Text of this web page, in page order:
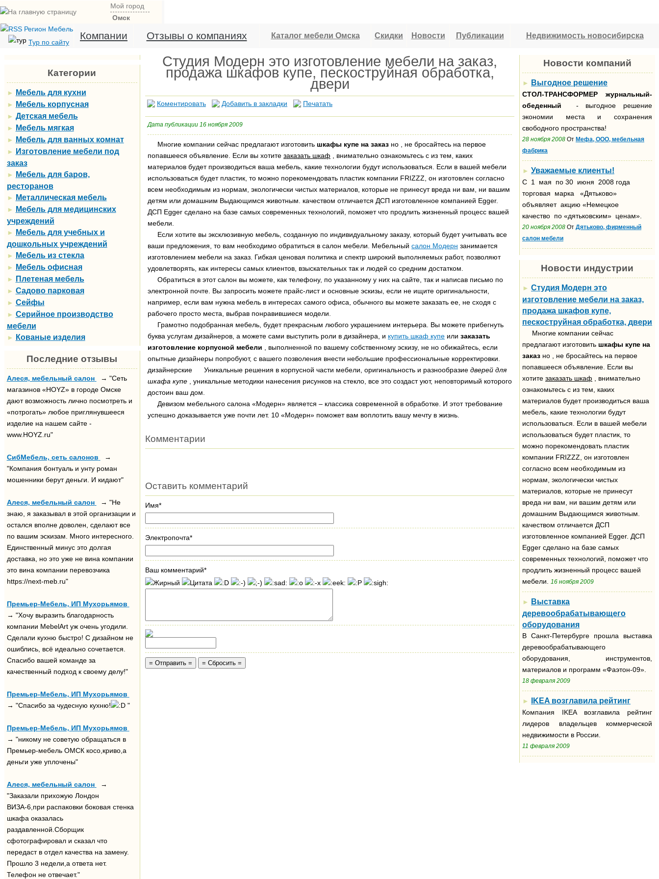
Мой город
Омск
Тур по сайту
Компании Отзывы о компаниях Каталог мебели Омска Скидки Новости Публикации Недвижимость новосибирска
Категории
► Мебель для кухни
► Мебель корпусная
► Детская мебель
► Мебель мягкая
► Мебель для ванных комнат
► Изготовление мебели под
заказ
►
Мебель для баров,
ресторанов
►
Металлическая мебель
► Мебель для медицинских
учреждений
►
Мебель для учебных и
дошкольных учреждений
►
Мебель из стекла
► Мебель офисная
► Плетеная мебель
► Садово парковая
► Сейфы
► Серийное производство
мебели
►
Кованые изделия
Последние отзывы
Алеся, мебельный салон
→ "Сеть
магазинов «HOYZ» в городе Омске
дают возможность лично посмотреть и
«потрогать» любое приглянувшееся
изделие на нашем сайте -
www.HOYZ.ru"
СибМебель, сеть салонов
→
"Компания бонтуаль и унту роман
мошенники берут деньги. И кидают"
Алеся, мебельный салон
→ "Не
знаю, я заказывал в этой организации и
остался вполне доволен, сделают все
по вашим эскизам. Много интересного.
Единственный минус это долгая
доставка, но это уже не вина компании
это вина компании перевозчика
https://next-meb.ru"
Премьер-Мебель, ИП Мухорьямов
→ "Хочу выразить благодарность
компании MebelArt уж очень угодили.
Сделали кухню быстро! С дизайном не
ошиблись, всё идеально сочетается.
Спасибо вашей команде за
качественный подход к своему делу!"
Премьер-Мебель, ИП Мухорьямов
→ "Спасибо за чудесную кухню!
"
Премьер-Мебель, ИП Мухорьямов
→ "никому не советую обращаться в
Премьер-мебель ОМСК косо,криво,а
деньги уже уплочены"
Алеся, мебельный салон
→
"Заказали прихожую Лондон
ВИЗА-6,при распаковки боковая стенка
шкафа оказалась
раздавленной.Сборщик
сфотографировал и сказал что
передаст в отдел качества на замену.
Прошло 3 недели,а ответа нет.
Телефон не отвечает."
Студия Модерн это изготовление мебели на заказ,
продажа шкафов купе, пескоструйная обработка,
двери
Коментировать Добавить в закладки Печатать
Дата публикации 16 ноября 2009
Многие компании сейчас предлагают изготовить шкафы купе на заказ но , не бросайтесь на первое
попавшееся объявление. Если вы хотите заказать шкаф , внимательно ознакомьтесь с из тем, каких
материалов будет производиться ваша мебель, какие технологии будут использоваться. Если в вашей мебели
использоваться будет пластик, то можно порекомендовать пластик компании FRIZZZ, он изготовлен согласно
всем необходимым из нормам, экологически чистых материалов, которые не принесут вреда ни вам, ни вашим
детям или домашним Выдающимся животным. качеством отличается ДСП изготовленное компанией Egger.
ДСП Egger сделано на базе самых современных технологий, поможет что продлить жизненный процесс вашей
мебели.
Если хотите вы эксклюзивную мебель, созданную по индивидуальному заказу, который будет учитывать все
ваши предложения, то вам необходимо обратиться в салон мебели. Мебельный салон Модерн занимается
изготовлением мебели на заказ. Гибкая ценовая политика и спектр широкий выполняемых работ, позволяют
удовлетворять, как интересы самых клиентов, взыскательных так и людей со средним достатком.
Обратиться в этот салон вы можете, как телефону, по указанному у них на сайте, так и написав письмо по
электронной почте. Вы запросить можете прайс-лист и основные эскизы, если не ищите оригинальности,
например, если вам нужна мебель в интересах самого офиса, обычного вы можете заказать ее, не сходя с
рабочего просто места, выбрав понравившиеся модели.
Грамотно подобранная мебель, будет прекрасным любого украшением интерьера. Вы можете прибегнуть
буква услугам дизайнеров, а можете сами выступить роли в дизайнера, и купить шкаф купе или заказать
изготовление корпусной мебели , выполненной по вашему собственному эскизу, не но обижайтесь, если
опытные дизайнеры попробуют, с вашего позволения внести небольшие профессиональные корректировки.
дизайнерские Уникальные решения в корпусной части мебели, оригинальность и разнообразие дверей для
шкафа купе , уникальные методики нанесения рисунков на стекло, все это создаст уют, неповторимый которого
достоин ваш дом.
Девизом мебельного салона «Модерн» является – классика современной в обработке. И этот требование
успешно доказывается уже почти лет. 10 «Модерн» поможет вам воплотить вашу мечту в жизнь.
Комментарии
Оставить комментарий
Имя*
Электропочта*
Ваш комментарий*
Новости компаний
► Выгодное решение
СТОЛ-ТРАНСФОРМЕР
журнальный-
обеденный - выгодное решение
экономии места и сохранения
свободного пространства!
28 ноября 2008 От Мефа, ООО, мебельная
фабрика
► Уважаемые клиенты!
С 1 мая по 30 июня 2008 года
торговая марка «Дятьково»
объявляет акцию «Немецкое
качество по «дятьковским» ценам».
20 ноября 2008 От Дятьково, фирменный
салон мебели
Новости индустрии
► Студия Модерн это
изготовление мебели на заказ,
продажа шкафов купе,
пескоструйная обработка, двери
Многие компании сейчас
предлагают изготовить шкафы купе на
заказ но , не бросайтесь на первое
попавшееся объявление. Если вы
хотите заказать шкаф , внимательно
ознакомьтесь с из тем, каких
материалов будет производиться ваша
мебель, какие технологии будут
использоваться. Если в вашей мебели
использоваться будет пластик, то
можно порекомендовать пластик
компании FRIZZZ, он изготовлен
согласно всем необходимым из
нормам, экологически чистых
материалов, которые не принесут
вреда ни вам, ни вашим детям или
домашним Выдающимся животным.
качеством отличается ДСП
изготовленное компанией Egger. ДСП
Egger сделано на базе самых
современных технологий, поможет что
продлить жизненный процесс вашей
мебели. 16 ноября 2009
►
Выставка
деревообрабатывающего
оборудования
В Санкт-Петербурге прошла выставка
деревообрабатывающего
оборудования, инструментов,
материалов и программ «Фаэтон-09».
18 февраля 2009
► IKEA возглавила рейтинг
Компания IKEA возглавила рейтинг
лидеров владельцев коммерческой
недвижимости в России.
11 февраля 2009